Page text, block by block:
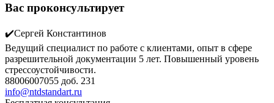
Вас проконсультирует
✔️Сергей Константинов
Ведущий специалист по работе с клиентами, опыт в сфере
разрешительной документации 5 лет. Повышенный уровень
стрессоустойчивости.
88006007055 доб. 231
info@ntdstandart.ru